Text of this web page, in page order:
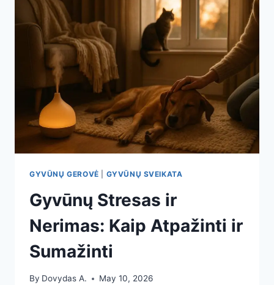
GYVŪNŲ GEROVĖ GYVŪNŲ SVEIKATA
Gyvūnų Stresas ir
Nerimas: Kaip Atpažinti ir
Sumažinti
By Dovydas A. May 10, 2026